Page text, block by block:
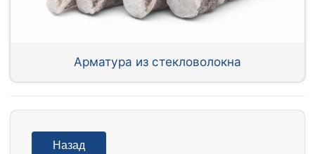
Арматура из стекловолокна
Назад